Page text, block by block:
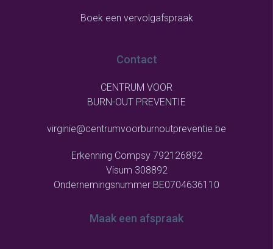
Boek een vervolgafspraak
Contact
CENTRUM VOOR
BURN-OUT PREVENTIE
virginie@centrumvoorburnoutpreventie.be
Erkenning Compsy 792126892
Visum 308892
Ondernemingsnummer BE0704636110
Maak een afspraak